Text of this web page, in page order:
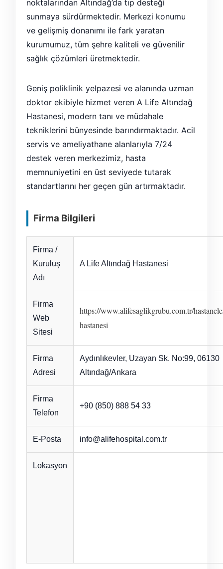
noktalarından Altındağ’da tıp desteği
sunmaya sürdürmektedir. Merkezi konumu
ve gelişmiş donanımı ile fark yaratan
kurumumuz, tüm şehre kaliteli ve güvenilir
sağlık çözümleri üretmektedir.
Geniş poliklinik yelpazesi ve alanında uzman
doktor ekibiyle hizmet veren A Life Altındağ
Hastanesi, modern tanı ve müdahale
tekniklerini bünyesinde barındırmaktadır. Acil
servis ve ameliyathane alanlarıyla 7/24
destek veren merkezimiz, hasta
memnuniyetini en üst seviyede tutarak
standartlarını her geçen gün artırmaktadır.
Firma Bilgileri
Firma /
Kuruluş
Adı
A Life Altındağ Hastanesi
Firma
Web
Sitesi
https://www.alifesaglikgrubu.com.tr/
hastanesi
Firma
Adresi
Aydınlıkevler, Uzayan Sk. No:99, 06130
Altındağ/Ankara
Firma
Telefon
+90 (850) 888 54 33
E-Posta info@alifehospital.com.tr
Lokasyon